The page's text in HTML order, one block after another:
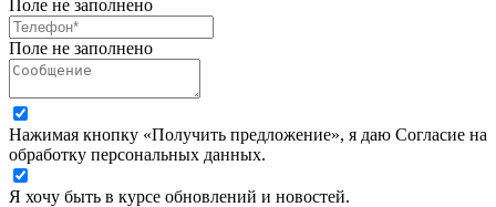
Поле не заполнено
Поле не заполнено
Нажимая кнопку «Получить предложение», я даю Согласие на
обработку персональных данных.
Я хочу быть в курсе обновлений и новостей.